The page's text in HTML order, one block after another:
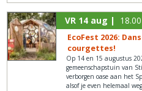
VR 14 aug |
EcoFest 2026:
courgettes!
Op 14 en 15 augustus
gemeenschapstuin van
verborgen oase aan het
alsof je even helemaal